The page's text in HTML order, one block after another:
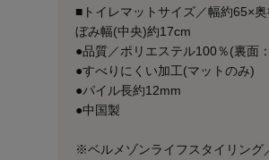
■トイレマットサイズ／幅約65×
ぼみ幅(中央)約17cm
●品質／ポリエステル100％(裏面
●すべりにくい加工(マットのみ)
●パイル長約12mm
●中国製
※ベルメゾンライフスタイリング